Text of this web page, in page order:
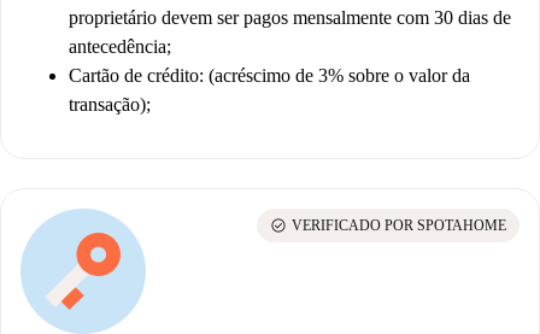
proprietário devem ser pagos mensalmente com 30 dias de
antecedência;
Cartão de crédito: (acréscimo de 3% sobre o valor da
transação);
check_circle VERIFICADO POR SPOTAHOME